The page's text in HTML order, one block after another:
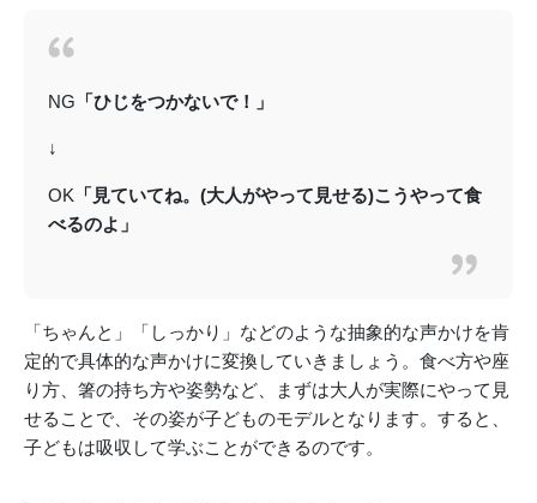
NG 「ひじをつかないで！」
↓
OK 「見ていてね。(大人がやって見せる)こうやって食
べるのよ」
「ちゃんと」「しっかり」などのような抽象的な声かけを肯
定的で具体的な声かけに変換していきましょう。食べ方や座
り方、箸の持ち方や姿勢など、まずは大人が実際にやって見
せることで、その姿が子どものモデルとなります。すると、
子どもは吸収して学ぶことができるのです。